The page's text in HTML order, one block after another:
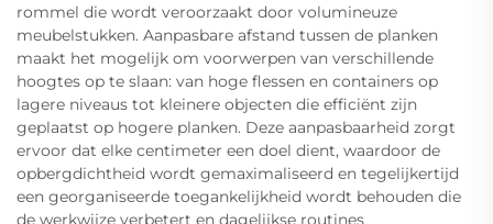
rommel die wordt veroorzaakt door volumineuze
meubelstukken. Aanpasbare afstand tussen de planken
maakt het mogelijk om voorwerpen van verschillende
hoogtes op te slaan: van hoge flessen en containers op
lagere niveaus tot kleinere objecten die efficiënt zijn
geplaatst op hogere planken. Deze aanpasbaarheid zorgt
ervoor dat elke centimeter een doel dient, waardoor de
opbergdichtheid wordt gemaximaliseerd en tegelijkertijd
een georganiseerde toegankelijkheid wordt behouden die
de werkwijze verbetert en dagelijkse routines